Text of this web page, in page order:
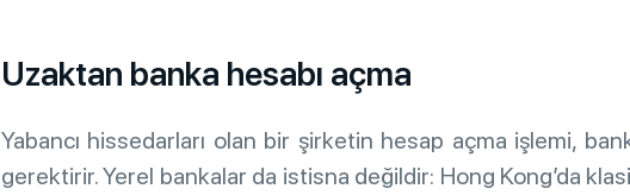
Uzaktan banka hesabı açma
Yabancı hissedarları olan bir şirketin hesap açma işlemi,
gerektirir. Yerel bankalar da istisna değildir: Hong Kong’da